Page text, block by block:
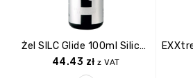
Żel SILC Glide 100ml Siliconebased Lubricant
44.43 zł z VAT